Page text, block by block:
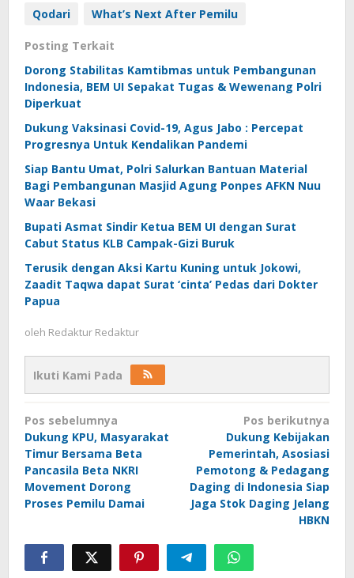
Qodari
What’s Next After Pemilu
Posting Terkait
Dorong Stabilitas Kamtibmas untuk Pembangunan
Indonesia, BEM UI Sepakat Tugas & Wewenang Polri
Diperkuat
Dukung Vaksinasi Covid-19, Agus Jabo : Percepat
Progresnya Untuk Kendalikan Pandemi
Siap Bantu Umat, Polri Salurkan Bantuan Material
Bagi Pembangunan Masjid Agung Ponpes AFKN Nuu
Waar Bekasi
Bupati Asmat Sindir Ketua BEM UI dengan Surat
Cabut Status KLB Campak-Gizi Buruk
Terusik dengan Aksi Kartu Kuning untuk Jokowi,
Zaadit Taqwa dapat Surat ‘cinta’ Pedas dari Dokter
Papua
oleh Redaktur Redaktur
Ikuti Kami Pada
Navigasi
pos
Pos sebelumnya
Dukung KPU, Masyarakat
Timur Bersama Beta
Pancasila Beta NKRI
Movement Dorong
Proses Pemilu Damai
Pos berikutnya
Dukung Kebijakan
Pemerintah, Asosiasi
Pemotong & Pedagang
Daging di Indonesia Siap
Jaga Stok Daging Jelang
HBKN